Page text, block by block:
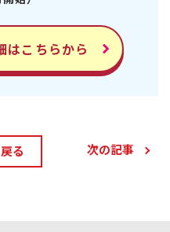
はこちらから
る 次の記事